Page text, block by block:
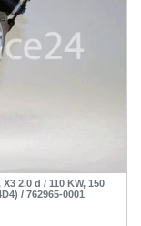
2.0 d / 110 KW, 150
/ 762965-0001